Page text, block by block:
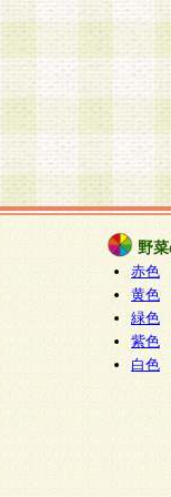
野
赤色
黄色
緑色
紫色
白色